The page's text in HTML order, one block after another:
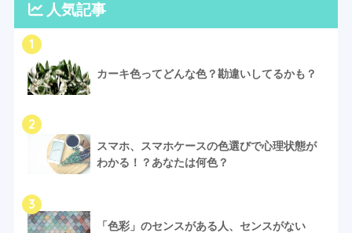
人気記事
1
カーキ色ってどんな色？勘違いしてるかも？
2
スマホ、スマホケースの色選びで心理状態が
わかる！？あなたは何色？
3
「色彩」のセンスがある人、センスがない